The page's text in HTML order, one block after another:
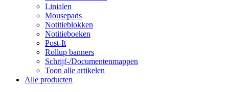
Linialen
Mousepads
Notitieblokken
Notitieboeken
Post-It
Rollup banners
Schrijf-/Documentenmappen
Toon alle artikelen
Alle producten